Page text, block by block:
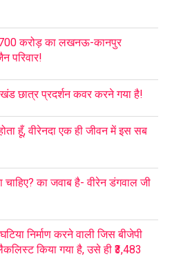
करोड़ का लखनऊ-कानपुर
परिवार!
छात्र प्रदर्शन कवर करने गया है!
हूँ, वीरेनदा एक ही जीवन में इस सब
का जवाब है- वीरेन डंगवाल जी
निर्माण करने वाली जिस बीजेपी
किया गया है, उसे ही ₹3,483